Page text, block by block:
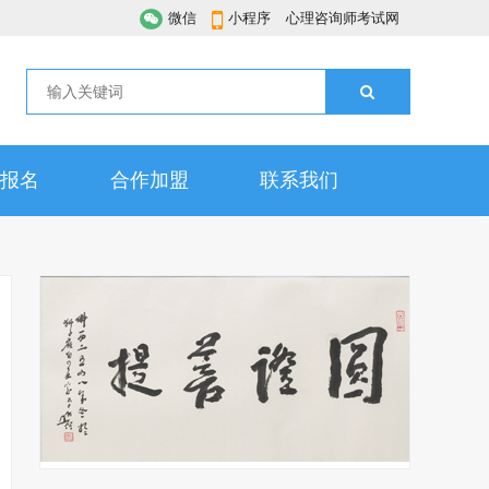
微信 小程序 心理咨询师考试网
名 合作加盟 联系我们